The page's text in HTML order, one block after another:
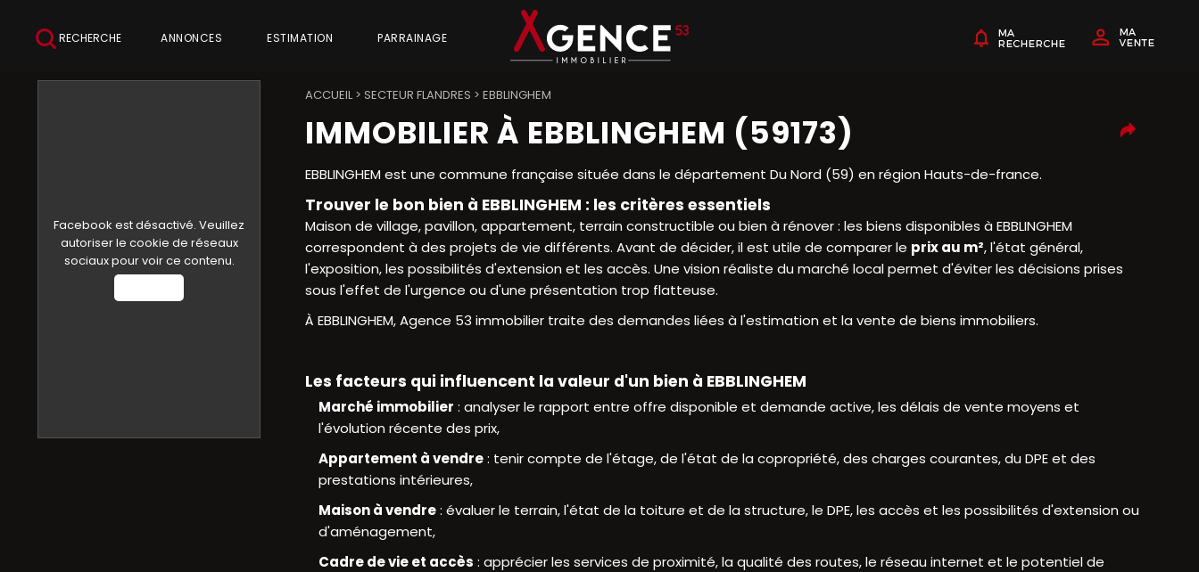
RECHERCHE ANNONCES ESTIMATION PARRAINAGE
Facebook est désactivé. Veuillez
autoriser le cookie de réseaux
sociaux pour voir ce contenu.
ACCUEIL> SECTEUR FLANDRES > EBBLINGHEM
IMMOBILIER À EBBLINGHEM (59173)
EBBLINGHEM est une commune française située dans le département Du Nord (59) en région Hauts-de-france.
Trouver le bon bien à EBBLINGHEM : les critères essentiels
Maison de village, pavillon, appartement, terrain constructible ou bien à rénover : les biens disponibles à EBBLINGHEM
correspondent à des projets de vie différents. Avant de décider, il est utile de comparer le prix au m², l'état général,
l'exposition, les possibilités d'extension et les accès. Une vision réaliste du marché local permet d'éviter les décisions prises
sous l'effet de l'urgence ou d'une présentation trop flatteuse.
À EBBLINGHEM, Agence 53 immobilier traite des demandes liées à l'estimation et la vente de biens immobiliers.
Les facteurs qui influencent la valeur d'un bien à EBBLINGHEM
Marché immobilier : analyser le rapport entre offre disponible et demande active, les délais de vente moyens et
l'évolution récente des prix,
Appartement à vendre: tenir compte de l'étage, de l'état de la copropriété, des charges courantes, du DPE et des
prestations intérieures,
Maison à vendre: évaluer le terrain, l'état de la toiture et de la structure, le DPE, les accès et les possibilités d'extension ou
d'aménagement,
Cadre de vie et accès : apprécier les services de proximité, la qualité des routes, le réseau internet et le potentiel de